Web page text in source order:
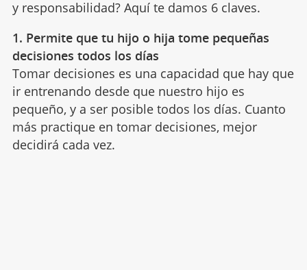
y responsabilidad? Aquí te damos 6 claves.
1. Permite que tu hijo o hija tome pequeñas
decisiones todos los días
Tomar decisiones es una capacidad que hay que
ir entrenando desde que nuestro hijo es
pequeño, y a ser posible todos los días. Cuanto
más practique en tomar decisiones, mejor
decidirá cada vez.